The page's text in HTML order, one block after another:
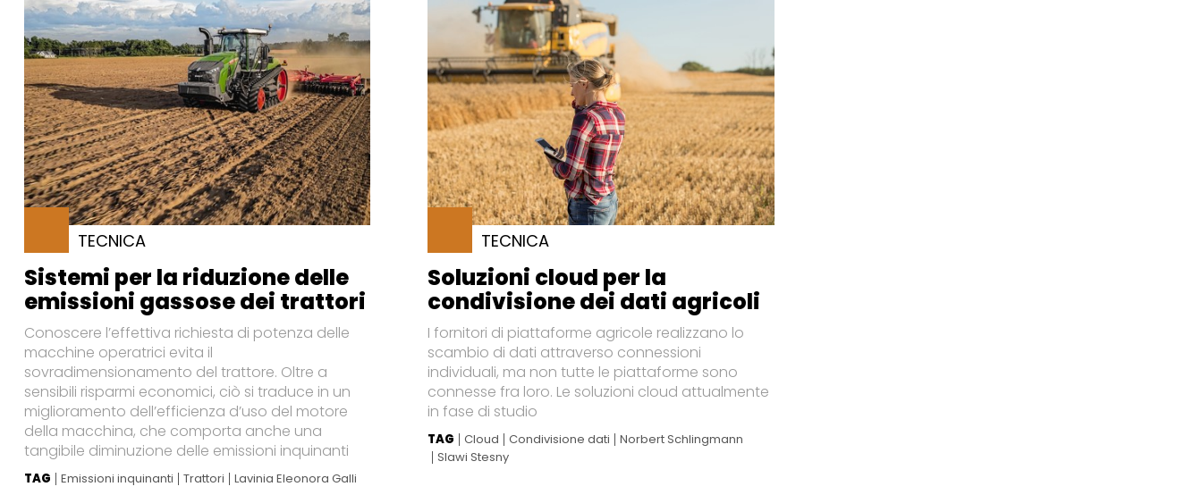
TECNICA
Sistemi per la riduzione delle
emissioni gassose dei trattori
Conoscere l’effettiva richiesta di potenza delle
macchine operatrici evita il
sovradimensionamento del trattore. Oltre a
sensibili risparmi economici, ciò si traduce in un
miglioramento dell’efficienza d’uso del motore
della macchina, che comporta anche una
tangibile diminuzione delle emissioni inquinanti
TAG Emissioni inquinanti Trattori Lavinia Eleonora Galli
TECNICA
Soluzioni cloud per la
condivisione dei dati agricoli
I fornitori di piattaforme agricole realizzano lo
scambio di dati attraverso connessioni
individuali, ma non tutte le piattaforme sono
connesse fra loro. Le soluzioni cloud attualmente
in fase di studio
TAG Cloud Condivisione dati
Norbert Schlingmann
Slawi Stesny